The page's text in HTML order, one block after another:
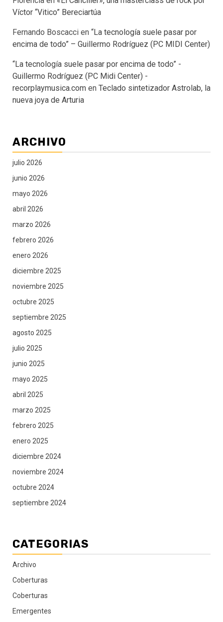
Víctor “Vitico” Bereciartúa
Fernando Boscacci en “La tecnología suele pasar por
encima de todo” – Guillermo Rodríguez (PC MIDI Center)
“La tecnología suele pasar por encima de todo” -
Guillermo Rodríguez (PC Midi Center) -
recorplaymusica.com en Teclado sintetizador Astrolab, la
nueva joya de Arturia
ARCHIVO
julio 2026
junio 2026
mayo 2026
abril 2026
marzo 2026
febrero 2026
enero 2026
diciembre 2025
noviembre 2025
octubre 2025
septiembre 2025
agosto 2025
julio 2025
junio 2025
mayo 2025
abril 2025
marzo 2025
febrero 2025
enero 2025
diciembre 2024
noviembre 2024
octubre 2024
septiembre 2024
CATEGORIAS
Archivo
Coberturas
Coberturas
Emergentes